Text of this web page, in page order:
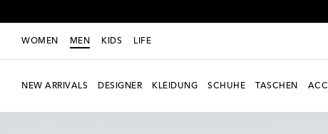
WOMEN MEN KIDS LIFE
NEW ARRIVALS DESIGNER KLEIDUNG SCHUHE TASCHEN